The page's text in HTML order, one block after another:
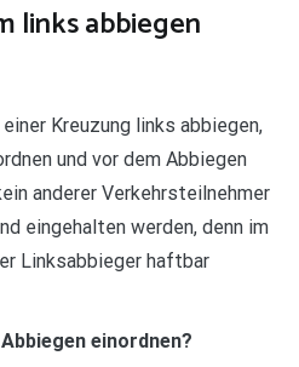
links abbiegen
Kreuzung links abbiegen,
und vor dem Abbiegen
anderer Verkehrsteilnehmer
eingehalten werden, denn im
Linksabbieger haftbar
einordnen?